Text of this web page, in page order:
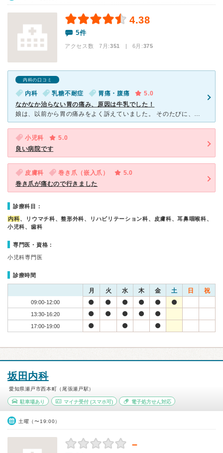
4.38
5件
アクセス数 7月:351 | 6月:375
内科の口コミ
内科 乳糖不耐症 胃痛・腹痛
5.0
なかなか治らない胃の痛み、原因は牛乳でした！
娘は、以前から胃の痛みをよく訴えていました。 そのたびに、胃腸風邪や神経的な物などと言われ胃の痛みをやわらげる薬などを飲んでいました。 でも、他の子より胃の痛みを訴えるのが多いと感じ、先生と相談し
小児科
5.0
良い病院です
皮膚科 巻き爪（嵌入爪）
5.0
巻き爪が痛むので行きました
診療科目：
内科、リウマチ科、整形外科、リハビリテーション科、皮膚科、耳鼻咽喉科、
小児科、歯科
専門医・資格：
小児科専門医
診療時間
月 火 水 木 金 土 日 祝
09:00-12:00
13:30-16:20
17:00-19:00
坂田内科
愛知県瀬戸市西本町（尾張瀬戸駅）
駐車場あり マイナ受付(スマホ可) 電子処方せん対応
土曜（〜19:00）
－